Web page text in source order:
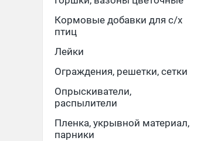
Кормовые добавки для с/х
птиц
Лейки
Ограждения, решетки, сетки
Опрыскиватели,
распылители
Пленка, укрывной материал,
парники